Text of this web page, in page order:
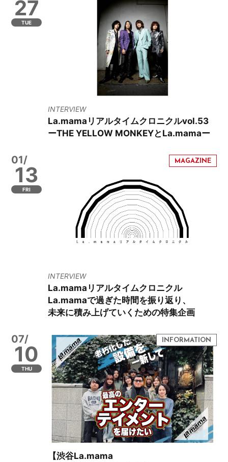
27
TUE
INTERVIEW
La.mamaリアルタイムクロニクルvol.53
ーTHE YELLOW MONKEYとLa.mamaー
01/
13
FRI
INTERVIEW
La.mamaリアルタイムクロニクル
La.mamaで過ぎた時間を振り返り、
未来に積み上げていくための特集企画
07/
10
THU
【渋谷La.mama